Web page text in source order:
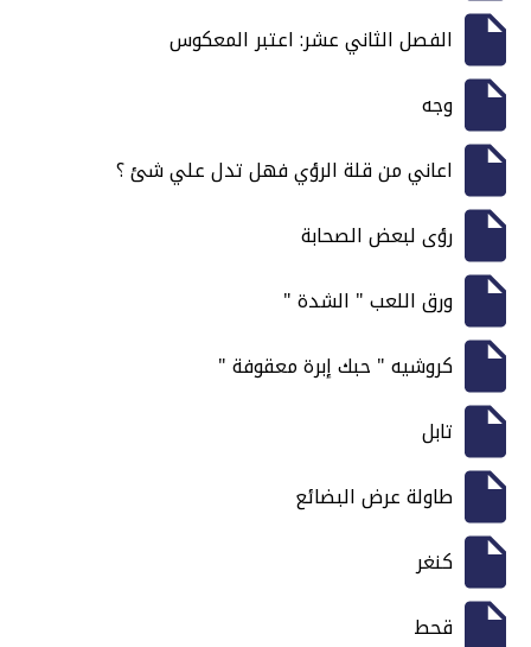
الفصل الثاني عشر: اعتبر المعكوس
وجه
اعاني من قلة الرؤي فهل تدل علي شئ ؟
رؤى لبعض الصحابة
ورق اللعب " الشدة "
كروشيه " حبك إبرة معقوفة "
تابل
طاولة عرض البضائع
كنغر
قحط